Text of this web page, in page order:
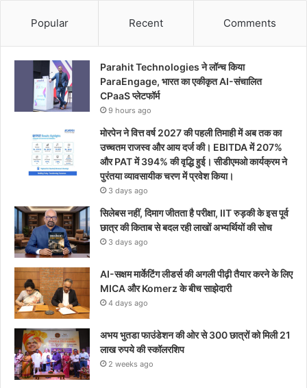
Popular Recent Comments
Parahit Technologies ने लॉन्च किया
ParaEngage, भारत का एकीकृत AI-संचालित
CPaaS प्लेटफॉर्म
9 hours ago
मोरपेन ने वित्त वर्ष 2027 की पहली तिमाही में अब तक का
उच्चतम राजस्व और आय दर्ज की। EBITDA में 207%
और PAT में 394% की वृद्धि हुई। सीडीएमओ कार्यक्रम ने
पुरंतया व्यावसायीक चरण में प्रवेश किया।
3 days ago
सिलेबस नहीं, दिमाग जीतता है परीक्षा, IIT रुड़की के इस पूर्व
छात्र की किताब से बदल रही लाखों अभ्यर्थियों की सोच
3 days ago
AI-सक्षम मार्केटिंग लीडर्स की अगली पीढ़ी तैयार करने के लिए
MICA और Komerz के बीच साझेदारी
4 days ago
अभय भुतडा फाउंडेशन की ओर से 300 छात्रों को मिली 21
लाख रुपये की स्कॉलरशिप
2 weeks ago